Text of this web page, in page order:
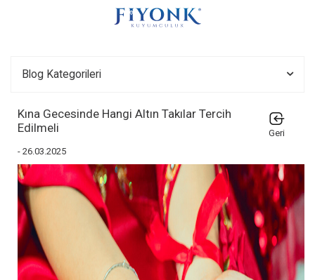
Blog Kategorileri
Kına Gecesinde Hangi Altın Takılar Tercih
Edilmeli
Geri
- 26.03.2025